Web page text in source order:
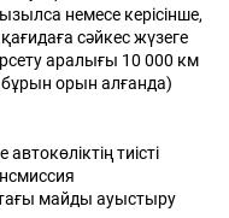
немесе керісінше,
сәйкес жүзеге
аралығы 10 000 км
орын алғанда)
тиісті
майды ауыстыру